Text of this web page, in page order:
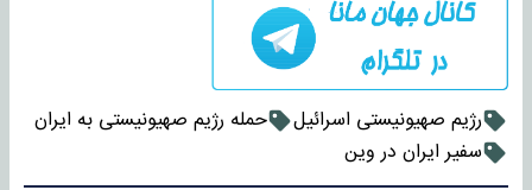
رژیم صهیونیستی اسرائیل
حمله رژیم صهیونیستی به ایران
سفیر ایران در وین